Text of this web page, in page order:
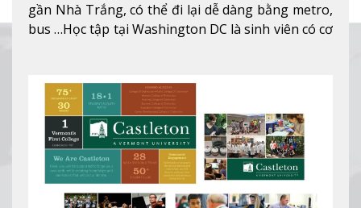
gần Nhà Trắng, có thể đi lại dễ dàng bằng metro,
bus …Học tập tại Washington DC là sinh viên có cơ
nghiệp ở Mỹ, #7 thành phố an toàn nhất trên Thế
Xem thêm